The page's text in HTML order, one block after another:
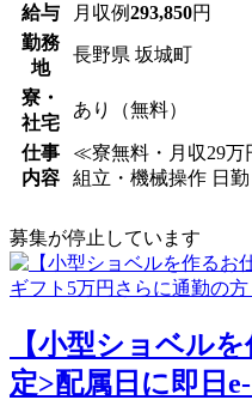
給与 月収例293,850円
勤務
地
長野県 坂城町
寮・
社宅
あり（無料）
仕事
内容
≪寮無料・月収29
組立・機械操作 日勤
募集が停止しています
【小型ショベル
定>配属日に即日